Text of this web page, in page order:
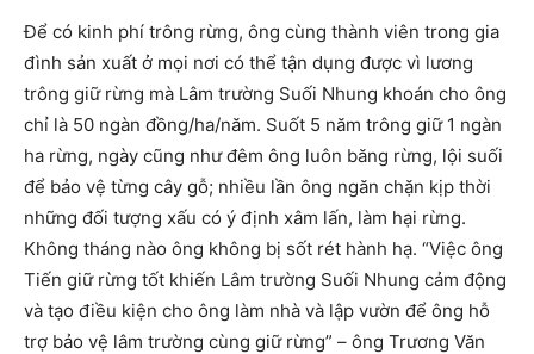
Để có kinh phí trông rừng, ông cùng thành viên trong gia
đình sản xuất ở mọi nơi có thể tận dụng được vì lương
trông giữ rừng mà Lâm trường Suối Nhung khoán cho ông
chỉ là 50 ngàn đồng/ha/năm. Suốt 5 năm trông giữ 1 ngàn
ha rừng, ngày cũng như đêm ông luôn băng rừng, lội suối
để bảo vệ từng cây gỗ; nhiều lần ông ngăn chặn kịp thời
những đối tượng xấu có ý định xâm lấn, làm hại rừng.
Không tháng nào ông không bị sốt rét hành hạ. “Việc ông
Tiến giữ rừng tốt khiến Lâm trường Suối Nhung cảm động
và tạo điều kiện cho ông làm nhà và lập vườn để ông hỗ
trợ bảo vệ lâm trường cùng giữ rừng” – ông Trương Văn